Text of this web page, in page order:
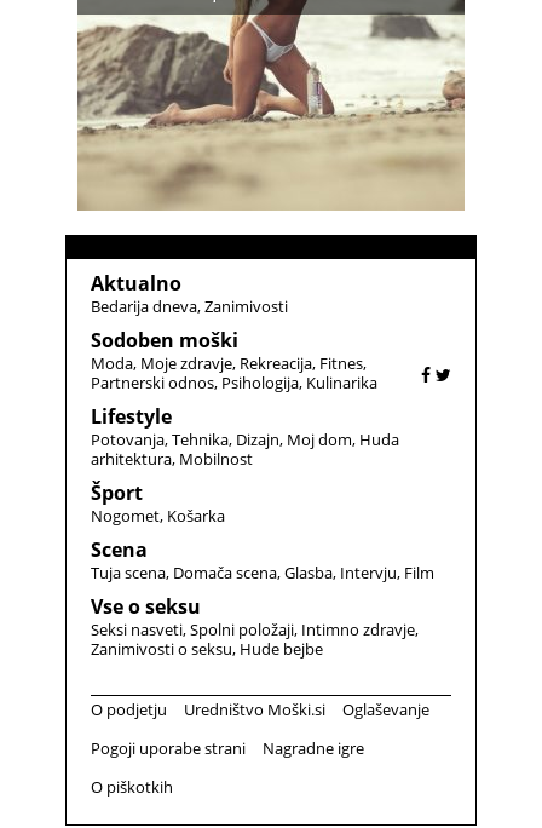
Aktualno
Bedarija dneva Zanimivosti
Sodoben moški
Moda Moje zdravje Rekreacija Fitnes
Partnerski odnos Psihologija Kulinarika
Lifestyle
Potovanja Tehnika Dizajn Moj dom Huda
arhitektura Mobilnost
Šport
Nogomet Košarka
Scena
Tuja scena Domača scena Glasba Intervju Film
Vse o seksu
Seksi nasveti Spolni položaji Intimno zdravje
Zanimivosti o seksu Hude bejbe
O podjetju Uredništvo Moški.si
Oglaševanje
Pogoji uporabe strani
Nagradne igre
O piškotkih